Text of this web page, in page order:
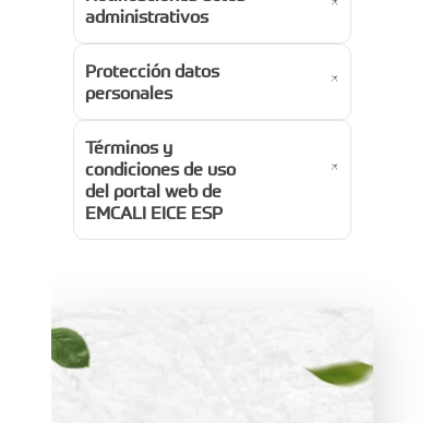
administrativos
Protección datos
personales
Términos y
condiciones de uso
del portal web de
EMCALI EICE ESP